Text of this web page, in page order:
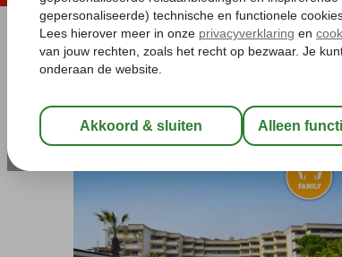
Pakketgarantie Laagsteprijsgarantie*
Home
Turkije Turkse Riviera
Fly & Go Linda Hotel
All Inclusive -Hotel